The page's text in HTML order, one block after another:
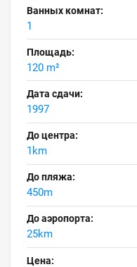
Ванных комнат:
1
Площадь:
120 m²
Дата сдачи:
1997
До центра:
1km
До пляжа:
450m
До аэропорта:
25km
Цена: